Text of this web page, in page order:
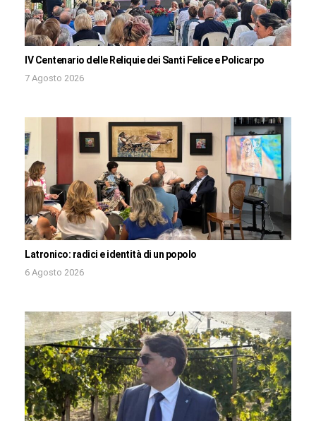
IV Centenario delle Reliquie dei Santi Felice e Policarpo
7 Agosto 2026
Latronico: radici e identità di un popolo
6 Agosto 2026